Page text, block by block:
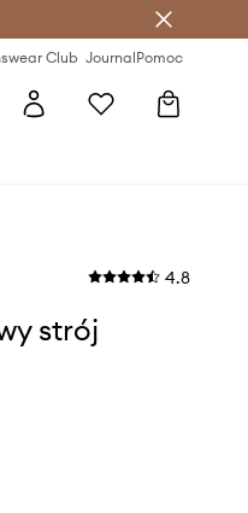
Club JournalPomoc
4.8
strój